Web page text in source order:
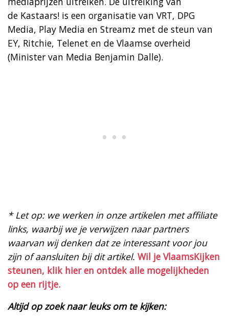
de Kastaars! is een organisatie van VRT, DPG
Media, Play Media en Streamz met de steun van
EY, Ritchie, Telenet en de Vlaamse overheid
(Minister van Media Benjamin Dalle).
* Let op: we werken in onze artikelen met affiliate
links, waarbij we je verwijzen naar partners
waarvan wij denken dat ze interessant voor jou
zijn of aansluiten bij dit artikel. Wil je VlaamsKijken
steunen, klik hier en ontdek alle mogelijkheden
op een rijtje.
Altijd op zoek naar leuks om te kijken: